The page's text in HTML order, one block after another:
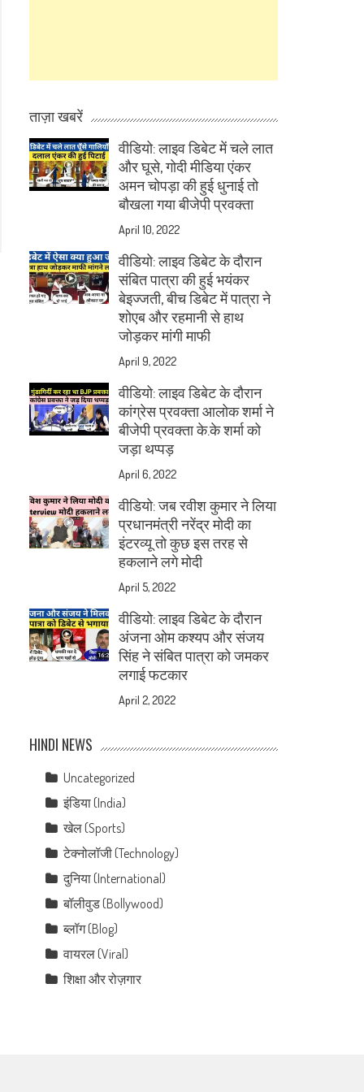
ताज़ा खबरें
वीडियो: लाइव डिबेट में चले लात
और घूसे, गोदी मीडिया एंकर
अमन चोपड़ा की हुई धुनाई तो
बौखला गया बीजेपी प्रवक्ता
April 10, 2022
वीडियो: लाइव डिबेट के दौरान
संबित पात्रा की हुई भयंकर
बेइज्जती, बीच डिबेट में पात्रा ने
शोएब और रहमानी से हाथ
जोड़कर मांगी माफी
April 9, 2022
वीडियो: लाइव डिबेट के दौरान
कांग्रेस प्रवक्ता आलोक शर्मा ने
बीजेपी प्रवक्ता के.के शर्मा को
जड़ा थप्पड़
April 6, 2022
वीडियो: जब रवीश कुमार ने लिया
प्रधानमंत्री नरेंद्र मोदी का
इंटरव्यू तो कुछ इस तरह से
हकलाने लगे मोदी
April 5, 2022
वीडियो: लाइव डिबेट के दौरान
अंजना ओम कश्यप और संजय
सिंह ने संबित पात्रा को जमकर
लगाई फटकार
April 2, 2022
HINDI NEWS
Uncategorized
इंडिया (India)
खेल (Sports)
टेक्नोलॉजी (Technology)
दुनिया (International)
बॉलीवुड (Bollywood)
ब्लॉग (Blog)
वायरल (Viral)
शिक्षा और रोज़गार